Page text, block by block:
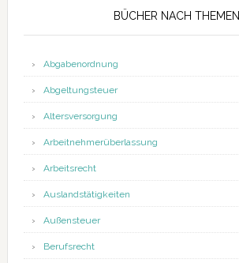
BÜCHER NACH THEMEN
Abgabenordnung
Abgeltungsteuer
Altersversorgung
Arbeitnehmerüberlassung
Arbeitsrecht
Auslandstätigkeiten
Außensteuer
Berufsrecht